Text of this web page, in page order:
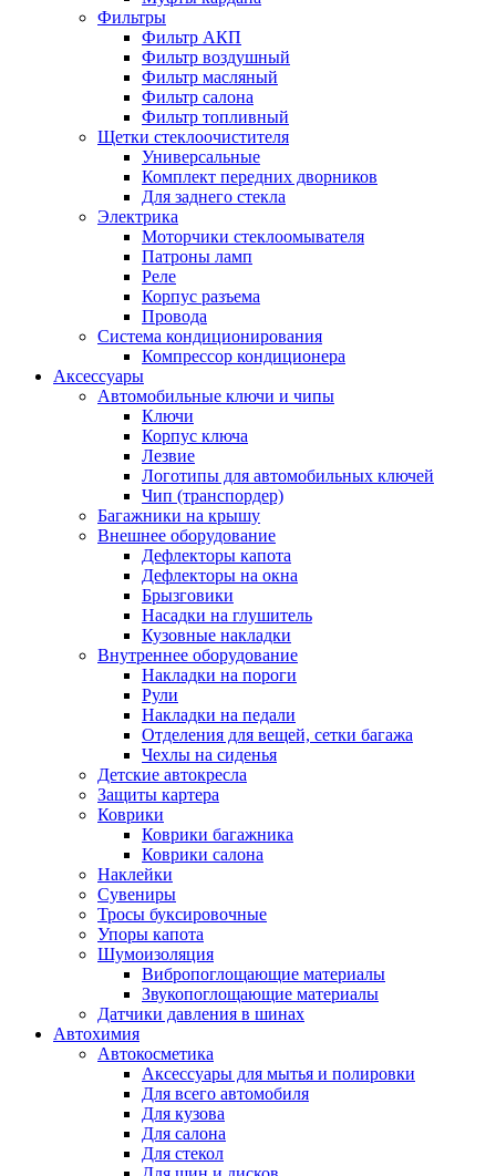
Фильтры
Фильтр АКП
Фильтр воздушный
Фильтр масляный
Фильтр салона
Фильтр топливный
Щетки стеклоочистителя
Универсальные
Комплект передних дворников
Для заднего стекла
Электрика
Моторчики стеклоомывателя
Патроны ламп
Реле
Корпус разъема
Провода
Система кондиционирования
Компрессор кондиционера
Аксессуары
Автомобильные ключи и чипы
Ключи
Корпус ключа
Лезвие
Логотипы для автомобильных ключей
Чип (транспордер)
Багажники на крышу
Внешнее оборудование
Дефлекторы капота
Дефлекторы на окна
Брызговики
Насадки на глушитель
Кузовные накладки
Внутреннее оборудование
Накладки на пороги
Рули
Накладки на педали
Отделения для вещей, сетки багажа
Чехлы на сиденья
Детские автокресла
Защиты картера
Коврики
Коврики багажника
Коврики салона
Наклейки
Сувениры
Тросы буксировочные
Упоры капота
Шумоизоляция
Вибропоглощающие материалы
Звукопоглощающие материалы
Датчики давления в шинах
Автохимия
Автокосметика
Аксессуары для мытья и полировки
Для всего автомобиля
Для кузова
Для салона
Для стекол